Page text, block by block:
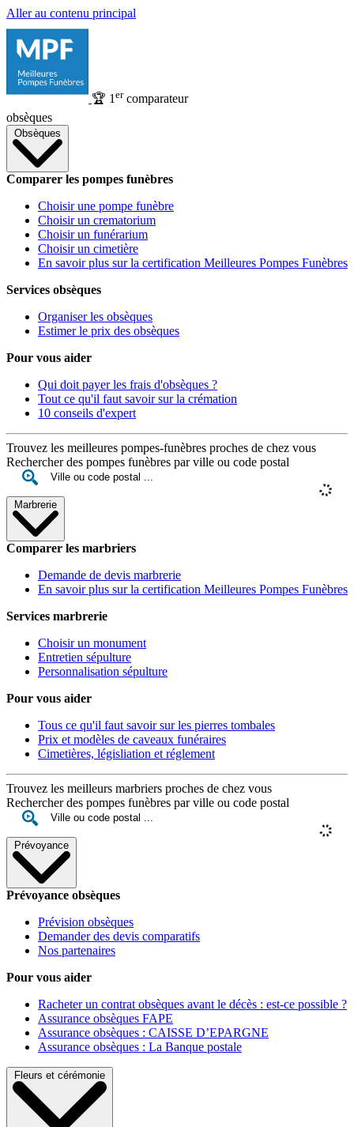
Aller au contenu principal
🏆 1 ercomparateur
obsèques
Obsèques
Comparer les pompes funèbres
Choisir une pompe funèbre
Choisir un crematorium
Choisir un funérarium
Choisir un cimetière
En savoir plus sur la certification Meilleures Pompes Funèbres
Services obsèques
Organiser les obsèques
Estimer le prix des obsèques
Pour vous aider
Qui doit payer les frais d'obsèques ?
Tout ce qu'il faut savoir sur la crémation
10 conseils d'expert
Trouvez les meilleures pompes-funèbres proches de chez vous
Rechercher des pompes funèbres par ville ou code postal
Marbrerie
Comparer les marbriers
Demande de devis marbrerie
En savoir plus sur la certification Meilleures Pompes Funèbres
Services marbrerie
Choisir un monument
Entretien sépulture
Personnalisation sépulture
Pour vous aider
Tous ce qu'il faut savoir sur les pierres tombales
Prix et modèles de caveaux funéraires
Cimetières, législiation et réglement
Trouvez les meilleurs marbriers proches de chez vous
Rechercher des pompes funèbres par ville ou code postal
Prévoyance
Prévoyance obsèques
Prévision obsèques
Demander des devis comparatifs
Nos partenaires
Pour vous aider
Racheter un contrat obsèques avant le décès : est-ce possible ?
Assurance obsèques FAPE
Assurance obsèques : CAISSE D’EPARGNE
Assurance obsèques : La Banque postale
Fleurs et cérémonie